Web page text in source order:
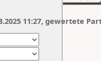
11:27, gewertete